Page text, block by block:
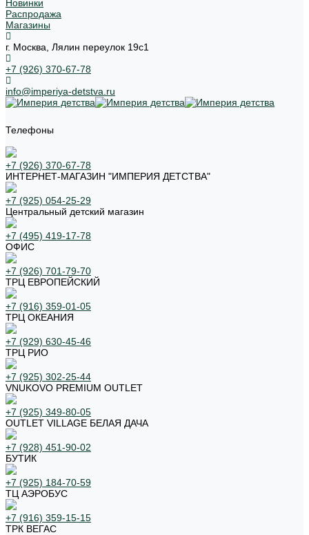
Новинки
Распродажа
Магазины
г. Москва, Лялин переулок 19с1
+7 (926) 370-67-78
info@imperiya-detstva.ru
Телефоны
+7 (926) 370-67-78
ИНТЕРНЕТ-МАГАЗИН "ИМПЕРИЯ ДЕТСТВА"
+7 (925) 054-25-29
Центральный детский магазин
+7 (495) 419-17-78
ОФИС
+7 (926) 701-79-70
ТРЦ ЕВРОПЕЙСКИЙ
+7 (916) 359-01-05
ТРЦ ОКЕАНИЯ
+7 (929) 630-45-46
ТРЦ РИО
+7 (925) 302-25-44
VNUKOVO PREMIUM OUTLET
+7 (925) 349-80-05
OUTLET VILLAGE БЕЛАЯ ДАЧА
+7 (928) 451-90-02
БУТИК
+7 (925) 184-70-59
ТЦ АЭРОБУС
+7 (916) 359-15-15
ТРК ВЕГАС